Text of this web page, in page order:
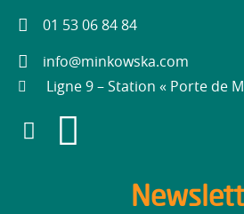
01 53 06 84 84
info@minkowska.com
Ligne 9 – Station « Porte de